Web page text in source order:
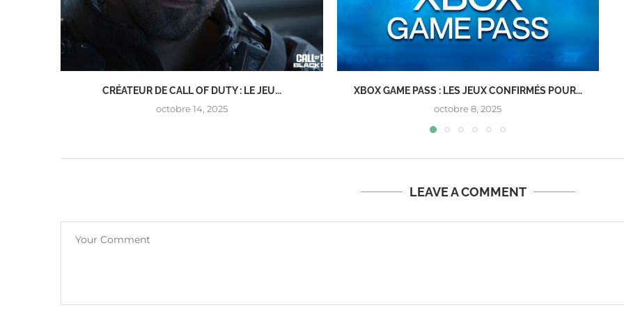
CRÉATEUR DE CALL OF DUTY : LE JEU...
octobre 14, 2025
XBOX GAME PASS : LES JEUX CONFIRMÉS POUR...
octobre 8, 2025
LEAVE A COMMENT